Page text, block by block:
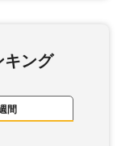
ング
間